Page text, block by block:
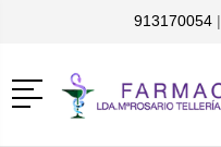
913170054 |
Menú